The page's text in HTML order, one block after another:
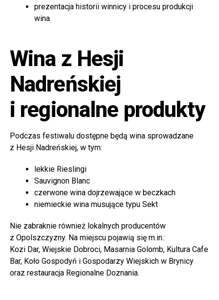
prezentacja historii winnicy i procesu produkcji
wina
Wina z Hesji
Nadreńskiej
i regionalne produkty
Podczas festiwalu dostępne będą wina sprowadzane
z Hesji Nadreńskiej, w tym:
lekkie Rieslingi
Sauvignon Blanc
czerwone wina dojrzewające w beczkach
niemieckie wina musujące typu Sekt
Nie zabraknie również lokalnych producentów
z Opolszczyzny. Na miejscu pojawią się m.in.:
Kozi Dar, Wiejskie Dobroci, Masarnia Golomb, Kultura Cafe
Bar, Koło Gospodyń i Gospodarzy Wiejskich w Brynicy
oraz restauracja Regionalne Doznania.